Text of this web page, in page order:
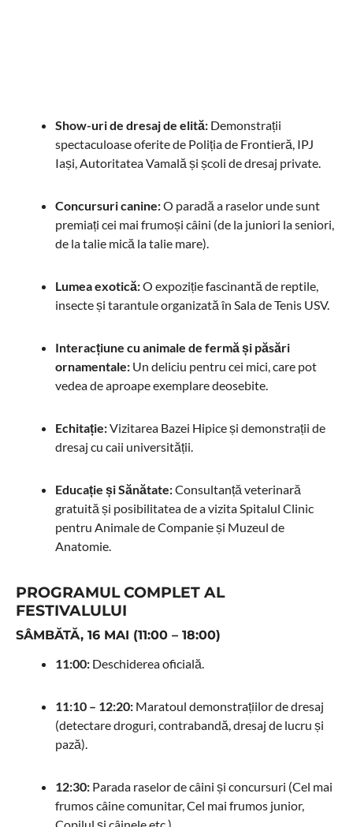
Show-uri de dresaj de elită:Demonstrații
spectaculoase oferite de Poliția de Frontieră, IPJ
Iași, Autoritatea Vamală și școli de dresaj private.
Concursuri canine:O paradă a raselor unde sunt
premiați cei mai frumoși câini (de la juniori la seniori,
de la talie mică la talie mare).
Lumea exotică:O expoziție fascinantă de reptile,
insecte și tarantule organizată în Sala de Tenis USV.
Interacțiune cu animale de fermă și păsări
ornamentale:Un deliciu pentru cei mici, care pot
vedea de aproape exemplare deosebite.
Echitație:Vizitarea Bazei Hipice și demonstrații de
dresaj cu caii universității.
Educație și Sănătate:Consultanță veterinară
gratuită și posibilitatea de a vizita Spitalul Clinic
pentru Animale de Companie și Muzeul de
Anatomie.
PROGRAMUL COMPLET AL
FESTIVALULUI
SÂMBĂTĂ, 16 MAI (11:00 – 18:00)
11:00:Deschiderea oficială.
11:10 – 12:20:Maratoul demonstrațiilor de dresaj
(detectare droguri, contrabandă, dresaj de lucru și
pază).
12:30:Parada raselor de câini și concursuri (Cel mai
frumos câine comunitar, Cel mai frumos junior,